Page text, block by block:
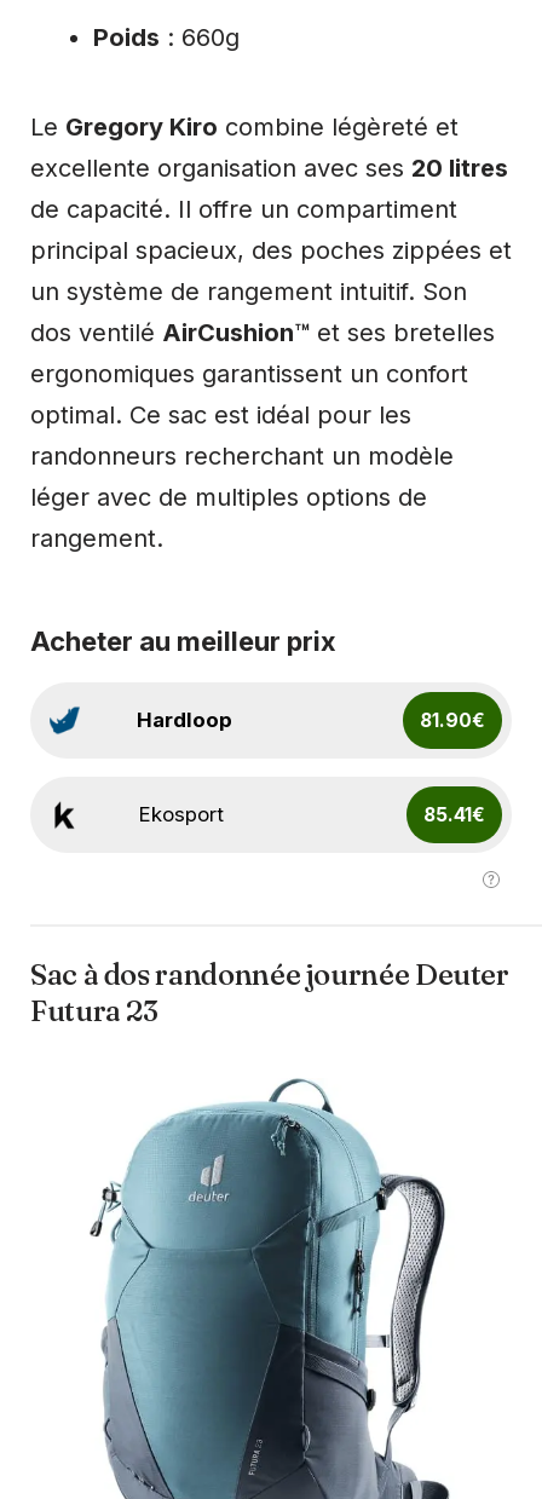
Poids : 660g
Le Gregory Kiro combine légèreté et
excellente organisation avec ses 20 litres
de capacité. Il offre un compartiment
principal spacieux, des poches zippées et
un système de rangement intuitif. Son
dos ventilé AirCushion™ et ses bretelles
ergonomiques garantissent un confort
optimal. Ce sac est idéal pour les
randonneurs recherchant un modèle
léger avec de multiples options de
rangement.
Acheter au meilleur prix
Hardloop 81.90€
Ekosport 85.41€
Sac à dos randonnée journée Deuter
Futura 23